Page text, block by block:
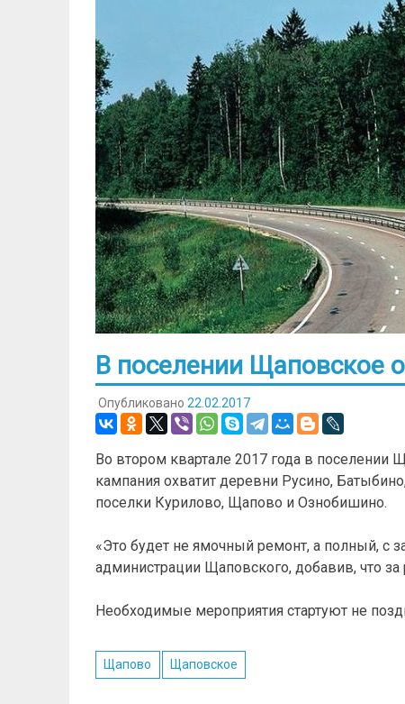
В поселении Щаповское
Опубликовано 22.02.2017
Во втором квартале 2017 года в поселении
кампания охватит деревни Русино,
поселки Курилово, Щапово и Ознобишино.
«Это будет не ямочный ремонт, а полный, с
администрации Щаповского, добавив, что за
Необходимые мероприятия стартуют не
Щапово Щаповское